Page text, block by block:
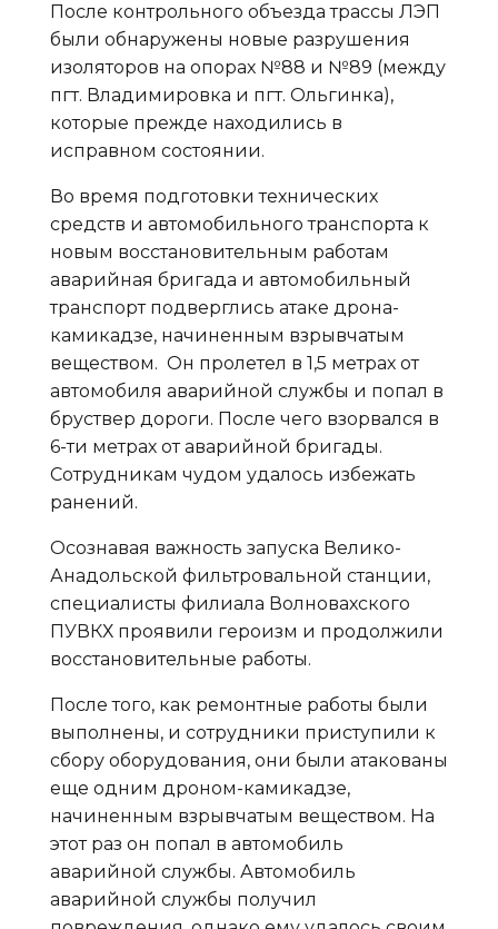
После контрольного объезда трассы ЛЭП
были обнаружены новые разрушения
изоляторов на опорах №88 и №89 (между
пгт. Владимировка и пгт. Ольгинка),
которые прежде находились в
исправном состоянии.
Во время подготовки технических
средств и автомобильного транспорта к
новым восстановительным работам
аварийная бригада и автомобильный
транспорт подверглись атаке дрона-
камикадзе, начиненным взрывчатым
веществом. Он пролетел в 1,5 метрах от
автомобиля аварийной службы и попал в
бруствер дороги. После чего взорвался в
6-ти метрах от аварийной бригады.
Сотрудникам чудом удалось избежать
ранений.
Осознавая важность запуска Велико-
Анадольской фильтровальной станции,
специалисты филиала Волновахского
ПУВКХ проявили героизм и продолжили
восстановительные работы.
После того, как ремонтные работы были
выполнены, и сотрудники приступили к
сбору оборудования, они были атакованы
еще одним дроном-камикадзе,
начиненным взрывчатым веществом. На
этот раз он попал в автомобиль
аварийной службы. Автомобиль
аварийной службы получил